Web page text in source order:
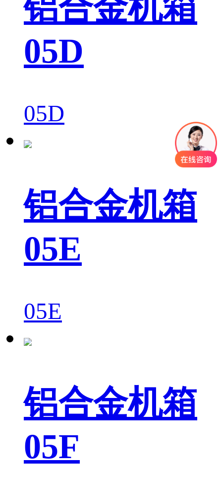
05D
05D
铝合金机箱
05E
05E
铝合金机箱
05F